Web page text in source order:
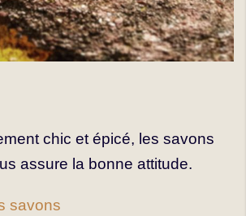
chic et épicé, les savons
assure la bonne attitude.
savons